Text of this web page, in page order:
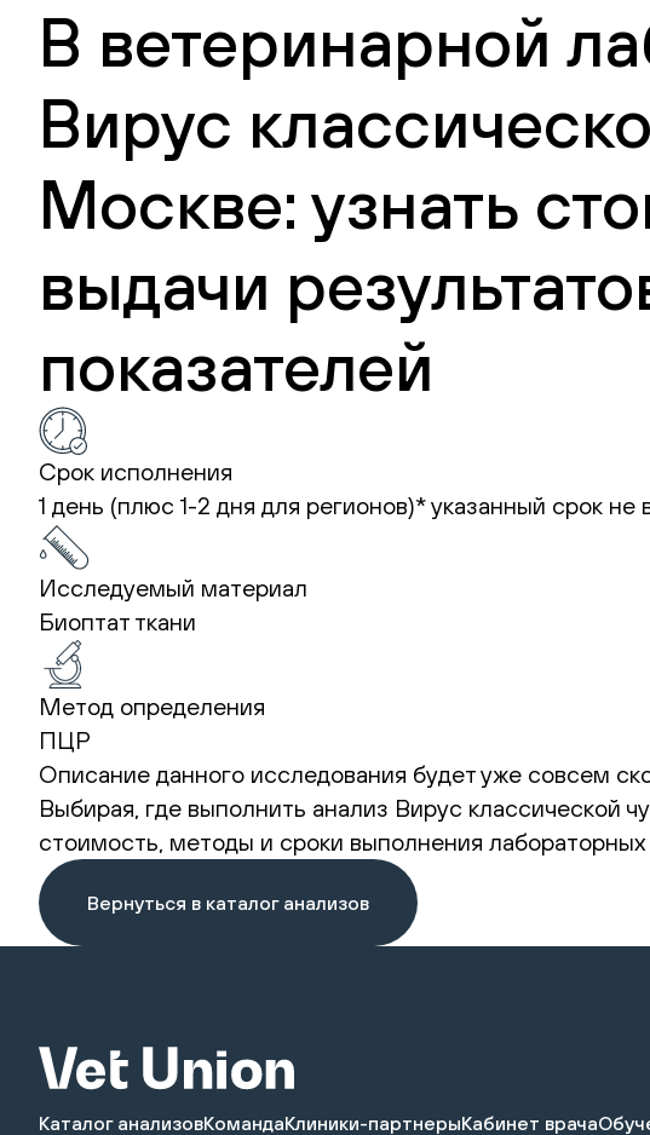
В ветеринарной
Вирус
Москве: узнать
выдачи
показателей
Срок исполнения
1 день (плюс 1-2 дня для регионов)*указанный срок не
Исследуемый материал
Биоптат ткани
Метод определения
ПЦР
Описание данного исследования будет уже совсем
Выбирая, где выполнить анализ Вирус классической
стоимость, методы и сроки выполнения
Вернуться в каталог анализов
Каталог анализовКомандаКлиники-партнерыКабинет врача